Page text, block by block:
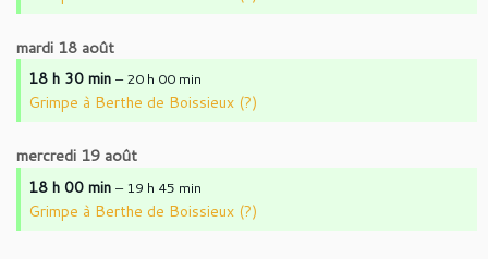
mardi 18 août
18 h 30 min – 20 h 00 min
Grimpe à Berthe de Boissieux (?)
mercredi 19 août
18 h 00 min – 19 h 45 min
Grimpe à Berthe de Boissieux (?)